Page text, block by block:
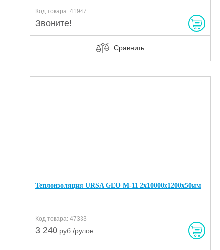
Код товара: 41947
Звоните!
Сравнить
Теплоизоляция URSA GEO M-11 2х10000х1200х50мм
Код товара: 47333
3 240 руб./рулон